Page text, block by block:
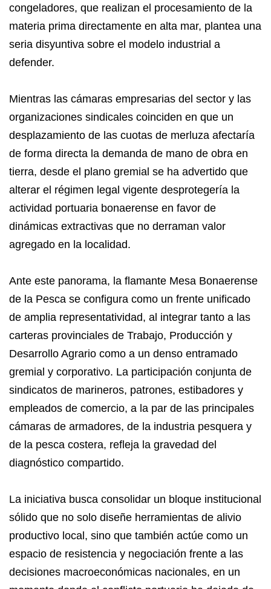
congeladores, que realizan el procesamiento de la
materia prima directamente en alta mar, plantea una
seria disyuntiva sobre el modelo industrial a
defender.
Mientras las cámaras empresarias del sector y las
organizaciones sindicales coinciden en que un
desplazamiento de las cuotas de merluza afectaría
de forma directa la demanda de mano de obra en
tierra, desde el plano gremial se ha advertido que
alterar el régimen legal vigente desprotegería la
actividad portuaria bonaerense en favor de
dinámicas extractivas que no derraman valor
agregado en la localidad.
​Ante este panorama, la flamante Mesa Bonaerense
de la Pesca se configura como un frente unificado
de amplia representatividad, al integrar tanto a las
carteras provinciales de Trabajo, Producción y
Desarrollo Agrario como a un denso entramado
gremial y corporativo. La participación conjunta de
sindicatos de marineros, patrones, estibadores y
empleados de comercio, a la par de las principales
cámaras de armadores, de la industria pesquera y
de la pesca costera, refleja la gravedad del
diagnóstico compartido.
La iniciativa busca consolidar un bloque institucional
sólido que no solo diseñe herramientas de alivio
productivo local, sino que también actúe como un
espacio de resistencia y negociación frente a las
decisiones macroeconómicas nacionales, en un